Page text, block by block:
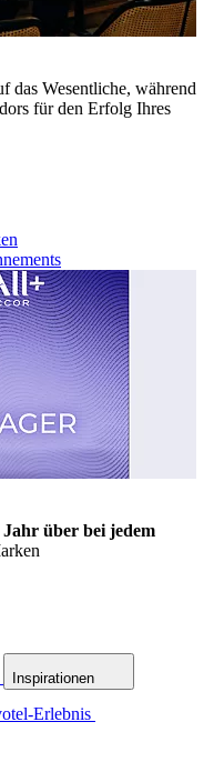
das Wesentliche, während
für den Erfolg Ihres
über bei jedem
Inspirationen
Erlebnis